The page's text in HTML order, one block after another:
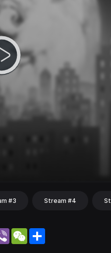
#3 Stream #4
Viber WeChat